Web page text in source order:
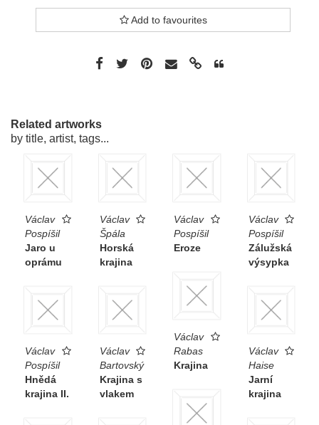
Add to favourites
Related artworks
by title, artist, tags...
Václav
Pospíšil
Jaro u
oprámu
Václav
Špála
Horská
krajina
Václav
Pospíšil
Eroze
Václav
Pospíšil
Zálužská
výsypka
Václav
Rabas
Krajina
Václav
Pospíšil
Hnědá
krajina II.
Václav
Bartovský
Krajina s
vlakem
Václav
Haise
Jarní
krajina